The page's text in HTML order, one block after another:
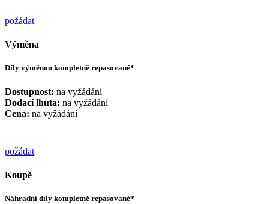
požádat
Výměna
Díly výměnou kompletně repasované*
Dostupnost: na vyžádání
Dodací lhůta: na vyžádání
Cena: na vyžádání
požádat
Koupě
Náhradní díly kompletně repasované*